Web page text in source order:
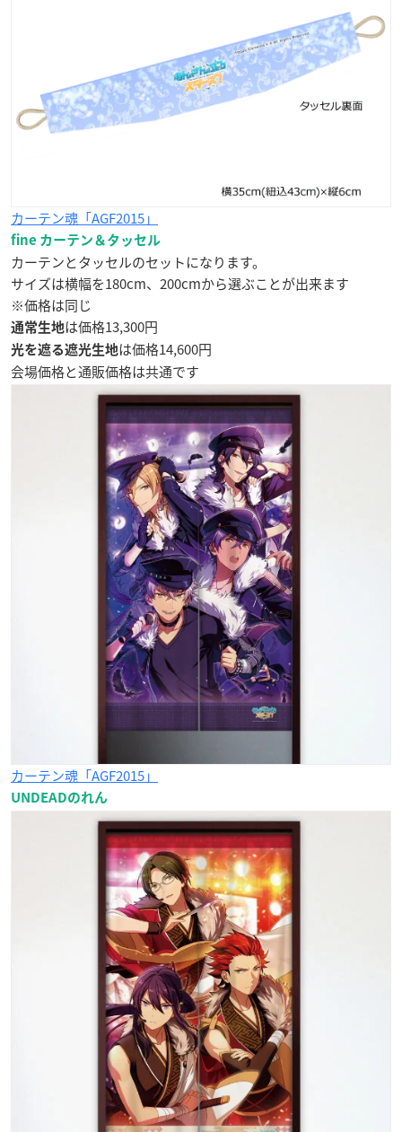
カーテン魂「AGF2015」
fine カーテン＆タッセル
カーテンとタッセルのセットになります。
サイズは横幅を180cm、200cmから選ぶことが出来ます
※価格は同じ
通常生地は価格13,300円
光を遮る遮光生地は価格14,600円
会場価格と通販価格は共通です
カーテン魂「AGF2015」
UNDEADのれん